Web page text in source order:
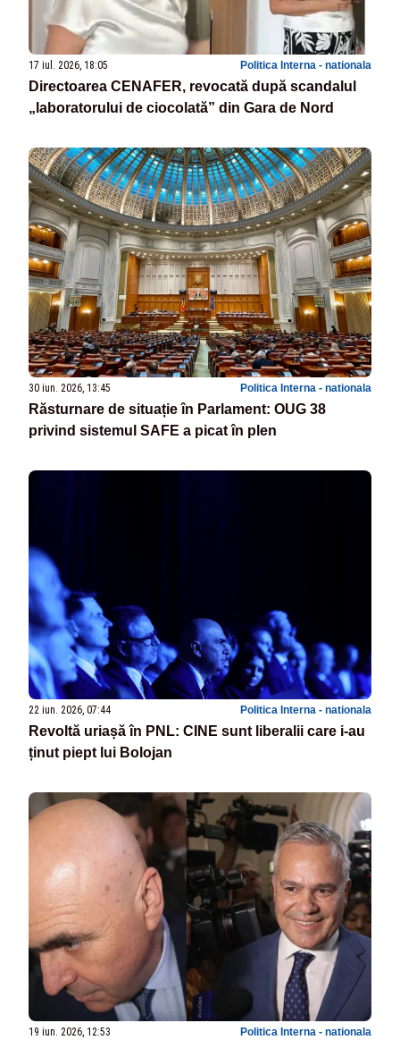
17 iul. 2026, 18:05 Politica Interna - nationala
Directoarea CENAFER, revocată după scandalul
„laboratorului de ciocolată” din Gara de Nord
30 iun. 2026, 13:45 Politica Interna - nationala
Răsturnare de situație în Parlament: OUG 38
privind sistemul SAFE a picat în plen
22 iun. 2026, 07:44 Politica Interna - nationala
Revoltă uriașă în PNL: CINE sunt liberalii care i-au
ținut piept lui Bolojan
19 iun. 2026, 12:53 Politica Interna - nationala